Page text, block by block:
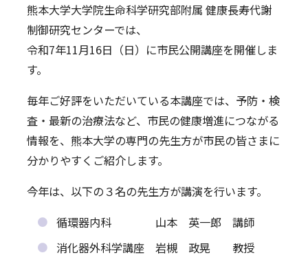
熊本大学大学院生命科学研究部附属 健康長寿代謝
制御研究センターでは、
令和7年11月16日（日）に市民公開講座を開催しま
す。
毎年ご好評をいただいている本講座では、予防・検
査・最新の治療法など、市民の健康増進につながる
情報を、熊本大学の専門の先生方が市民の皆さまに
分かりやすくご紹介します。
今年は、以下の３名の先生方が講演を行います。
循環器内科 山本 英一郎 講師
消化器外科学講座 岩槻 政晃 教授
ニュース
お問い合わせ サイトマップ
English